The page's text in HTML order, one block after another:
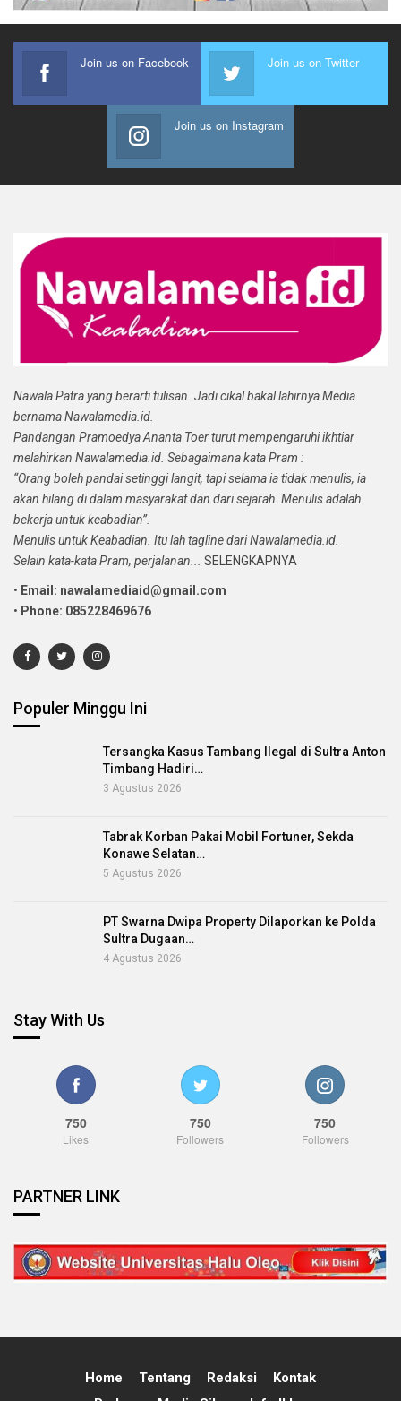
Join us on Facebook Join us on Twitter
Join us on Instagram
Nawala Patra yang berarti tulisan. Jadi cikal bakal lahirnya Media
bernama Nawalamedia.id.
Pandangan Pramoedya Ananta Toer turut mempengaruhi ikhtiar
melahirkan Nawalamedia.id. Sebagaimana kata Pram :
“Orang boleh pandai setinggi langit, tapi selama ia tidak menulis, ia
akan hilang di dalam masyarakat dan dari sejarah. Menulis adalah
bekerja untuk keabadian”.
Menulis untuk Keabadian. Itu lah tagline dari Nawalamedia.id.
Selain kata-kata Pram, perjalanan...
SELENGKAPNYA
• Email: nawalamediaid@gmail.com
• Phone: 085228469676
Populer Minggu Ini
Tersangka Kasus Tambang Ilegal di Sultra Anton
Timbang Hadiri…
3 Agustus 2026
Tabrak Korban Pakai Mobil Fortuner, Sekda
Konawe Selatan…
5 Agustus 2026
PT Swarna Dwipa Property Dilaporkan ke Polda
Sultra Dugaan…
4 Agustus 2026
Stay With Us
750
Likes
750
Followers
750
Followers
PARTNER LINK
Home Tentang Redaksi
Kontak